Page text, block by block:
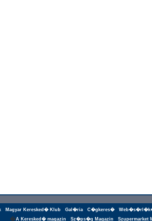
Magyar Keresked� Klub Gal�ria C�gkeres�
�A Keresked� magazin Sz�ps�g Magazin Szupermarket